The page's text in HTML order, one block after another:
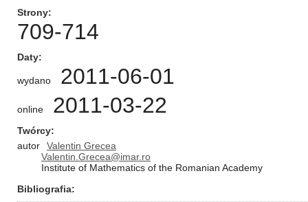
Strony
709-714
Daty
wydano 2011-06-01
online 2011-03-22
Twórcy
autor
Valentin Grecea
Valentin.Grecea@imar.ro
Institute of Mathematics of the Romanian Academy
Bibliografia